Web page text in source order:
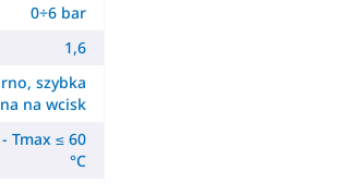
0÷6 bar
1,6
szybka
na wcisk
Tmax ≤ 60
°C